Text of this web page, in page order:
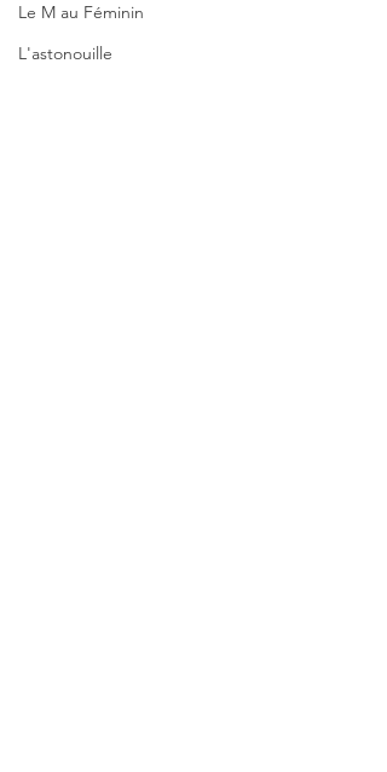
Le M au Féminin
L'astonouille